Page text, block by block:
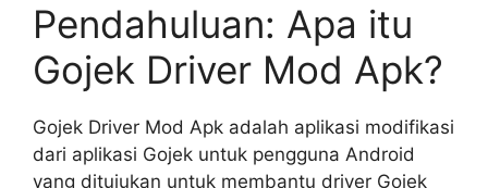
Pendahuluan: Apa itu
Gojek Driver Mod Apk?
Gojek Driver Mod Apk adalah aplikasi modifikasi
dari aplikasi Gojek untuk pengguna Android
yang ditujukan untuk membantu driver Gojek